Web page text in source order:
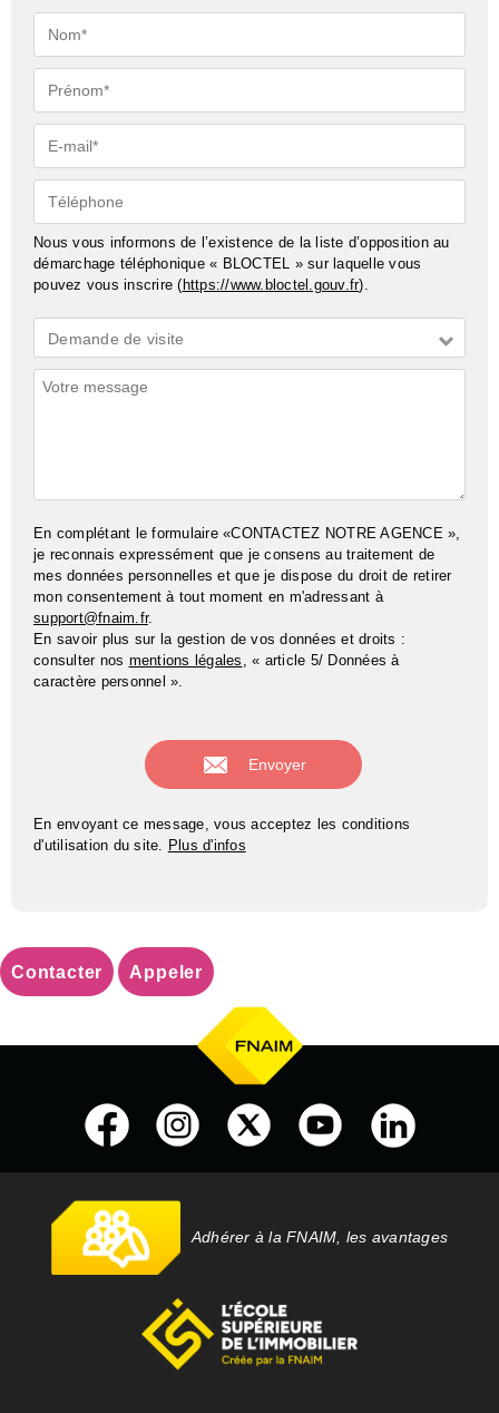
Nom*
Prénom*
E-
mail*
Téléphone
Nous vous informons de l’existence de la liste d’opposition au
démarchage téléphonique « BLOCTEL » sur laquelle vous
pouvez vous inscrire (https://www.bloctel.gouv.fr).
Demande
*
Demande de visite
Commentaires
En complétant le formulaire «CONTACTEZ NOTRE AGENCE »,
je reconnais expressément que je consens au traitement de
mes données personnelles et que je dispose du droit de retirer
mon consentement à tout moment en m'adressant à
support@fnaim.fr.
En savoir plus sur la gestion de vos données et droits :
consulter nos mentions légales , « article 5/ Données à
caractère personnel ».
En envoyant ce message, vous acceptez les conditions
d'utilisation du site. Plus d'infos
Contacter Appeler
Adhérer à la FNAIM, les avantages